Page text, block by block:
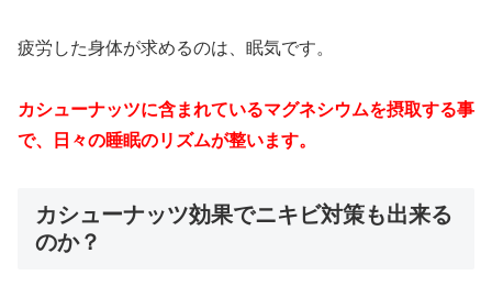
疲労した身体が求めるのは、眠気です。
カシューナッツに含まれているマグネシウムを摂取する事
で、日々の睡眠のリズムが整います。
カシューナッツ効果でニキビ対策も出来る
のか？